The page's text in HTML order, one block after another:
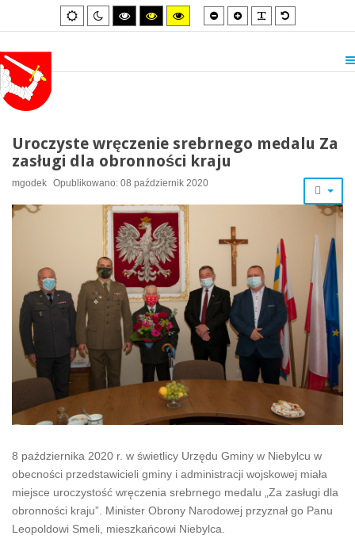
Default
mode
Night
mode
High
contrast
High
contrast
High
contrast
Smaller
font
Larger
font
Default
font
Uroczyste wręczenie srebrnego medalu Za
zasługi dla obronności kraju
mgodek Opublikowano: 08 październik 2020
8 października 2020 r. w świetlicy Urzędu Gminy w Niebylcu w
obecności przedstawicieli gminy i administracji wojskowej miała
miejsce uroczystość wręczenia srebrnego medalu „Za zasługi dla
obronności kraju”. Minister Obrony Narodowej przyznał go Panu
Leopoldowi Smeli, mieszkańcowi Niebylca.